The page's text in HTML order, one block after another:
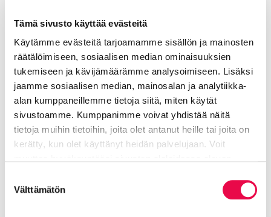
Tämä sivusto käyttää evästeitä
Käytämme evästeitä tarjoamamme sisällön ja mainosten
räätälöimiseen, sosiaalisen median ominaisuuksien
tukemiseen ja kävijämäärämme analysoimiseen. Lisäksi
jaamme sosiaalisen median, mainosalan ja analytiikka-
alan kumppaneillemme tietoja siitä, miten käytät
sivustoamme. Kumppanimme voivat yhdistää näitä
tietoja muihin tietoihin, joita olet antanut heille tai joita on
kerätty, kun olet käyttänyt heidän palvelujaan. Voit
valinta
Välttämätön
anniina.aho2@riihimaki.fi
Kaupunkitekniikan keskus vastuualue
Jaa: Jaa Facebookissa
Jaa LinkedInissä
Jaa X:ssäJaa WhasAppissa
Aihealueet: